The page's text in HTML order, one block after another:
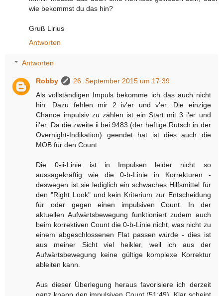
wie bekommst du das hin?
Gruß Lirius
Antworten
Antworten
Robby
26. September 2015 um 17:39
Als vollständigen Impuls bekomme ich das auch nicht
hin. Dazu fehlen mir 2 iv'er und v'er. Die einzige
Chance impulsiv zu zählen ist ein Start mit 3 i'er und
ii'er. Da die zweite ii bei 9483 (der heftige Rutsch in der
Overnight-Indikation) geendet hat ist dies auch die
MOB für den Count.
Die 0-ii-Linie ist in Impulsen leider nicht so
aussagekräftig wie die 0-b-Linie in Korrekturen -
deswegen ist sie lediglich ein schwaches Hilfsmittel für
den "Right Look" und kein Kriterium zur Entscheidung
für oder gegen einen impulsiven Count. In der
aktuellen Aufwärtsbewegung funktioniert zudem auch
beim korrektiven Count die 0-b-Linie nicht, was nicht zu
einem abgeschlossenen Flat passen würde - dies ist
aus meiner Sicht viel heikler, weil ich aus der
Aufwärtsbewegung keine gültige komplexe Korrektur
ableiten kann.
Aus dieser Überlegung heraus favorisiere ich derzeit